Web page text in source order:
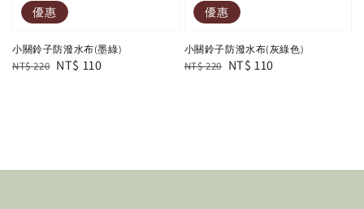
優惠
小關鈴子防潑水布(墨綠)
Regular
NT$ 220 Sale
NT$ 110
優惠
小關鈴子防潑水布(灰綠色)
Regular
NT$ 220 Sale
NT$ 110